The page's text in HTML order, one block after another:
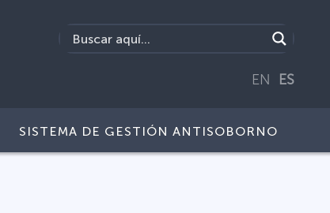
EN ES
SISTEMA DE GESTIÓN ANTISOBORNO